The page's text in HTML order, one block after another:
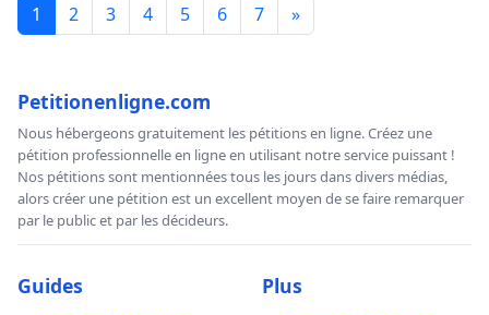
1 2 3 4 5 6 7 »
Petitionenligne.com
Nous hébergeons gratuitement les pétitions en ligne. Créez une
pétition professionnelle en ligne en utilisant notre service puissant !
Nos pétitions sont mentionnées tous les jours dans divers médias,
alors créer une pétition est un excellent moyen de se faire remarquer
par le public et par les décideurs.
Guides Plus